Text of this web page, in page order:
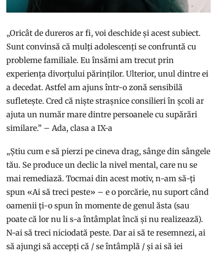
„Oricât de dureros ar fi, voi deschide și acest subiect.
Sunt convinsă că mulți adolescenți se confruntă cu
probleme familiale. Eu însămi am trecut prin
experiența divorțului părinților. Ulterior, unul dintre ei
a decedat. Astfel am ajuns într-o zonă sensibilă
sufletește. Cred că niște strașnice consilieri în școli ar
ajuta un număr mare dintre persoanele cu supărări
similare.” – Ada, clasa a IX-a
„Știu cum e să pierzi pe cineva drag, sânge din sângele
tău. Se produce un declic la nivel mental, care nu se
mai remediază. Tocmai din acest motiv, n-am să-ți
spun «Ai să treci peste» – e o porcărie, nu suport când
oamenii ți-o spun în momente de genul ăsta (sau
poate că lor nu li s-a întâmplat încă și nu realizează).
N-ai să treci niciodată peste. Dar ai să te resemnezi, ai
să ajungi să accepți că / se întâmplă / și ai să iei